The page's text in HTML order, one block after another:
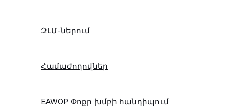
ԶԼՄ-ներում
Համաժողովներ
EAWOP Փոքր խմբի հանդիպում